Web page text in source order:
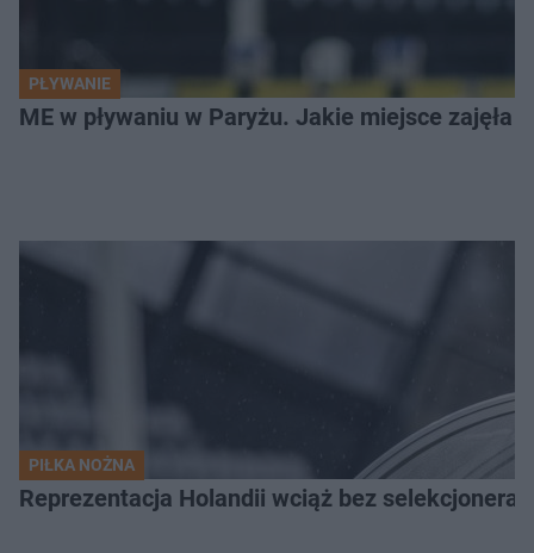
PŁYWANIE
ME w pływaniu w Paryżu. Jakie miejsce zajęła
PIŁKA NOŻNA
Reprezentacja Holandii wciąż bez